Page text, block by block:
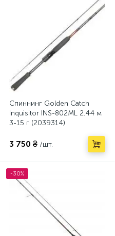
Спиннинг Golden Catch
Inquisitor INS-802ML 2.44 м
3-15 г (2039314)
3 750 ₴ /шт.
-30%